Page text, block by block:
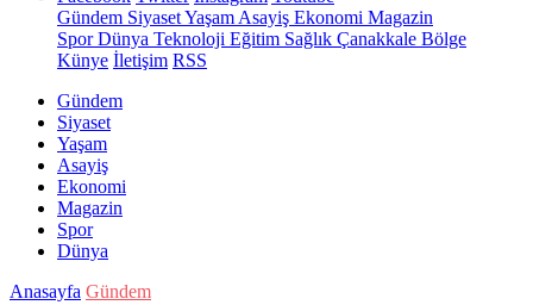
Gündem SiyasetYaşam Asayiş Ekonomi Magazin
SporDünya Teknoloji Eğitim Sağlık Çanakkale Bölge
Künye İletişim RSS
Gündem
Siyaset
Yaşam
Asayiş
Ekonomi
Magazin
Spor
Dünya
Anasayfa Gündem